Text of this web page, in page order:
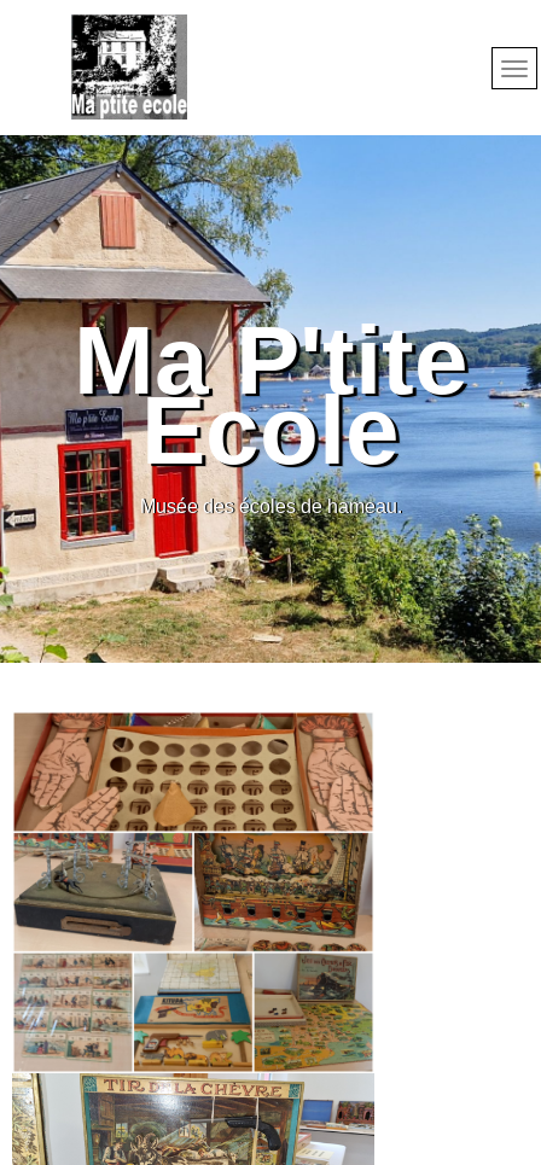
Ma P'tite
Ecole
Musée des écoles de hameau.